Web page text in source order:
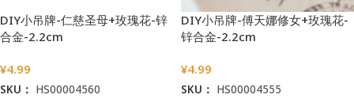
DIY小吊牌-仁慈圣母+玫瑰花-锌
合金-2.2cm
¥4.99
SKU： HS00004560
DIY小吊牌-傅天娜修女+玫瑰花-
锌合金-2.2cm
¥4.99
SKU： HS00004555